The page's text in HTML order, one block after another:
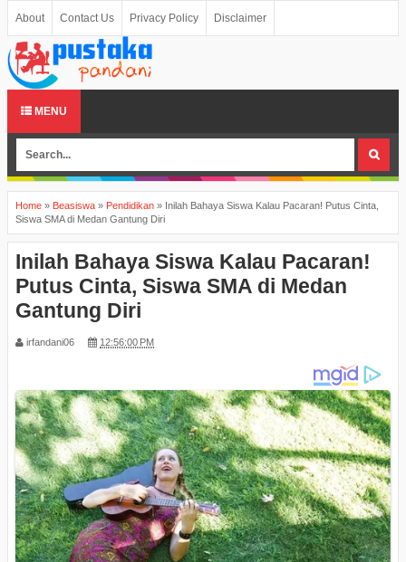
About Contact Us Privacy Policy Disclaimer
MENU
Home » Beasiswa » Pendidikan » Inilah Bahaya Siswa Kalau Pacaran! Putus Cinta,
Siswa SMA di Medan Gantung Diri
Inilah Bahaya Siswa Kalau Pacaran!
Putus Cinta, Siswa SMA di Medan
Gantung Diri
irfandani06 12:56:00 PM